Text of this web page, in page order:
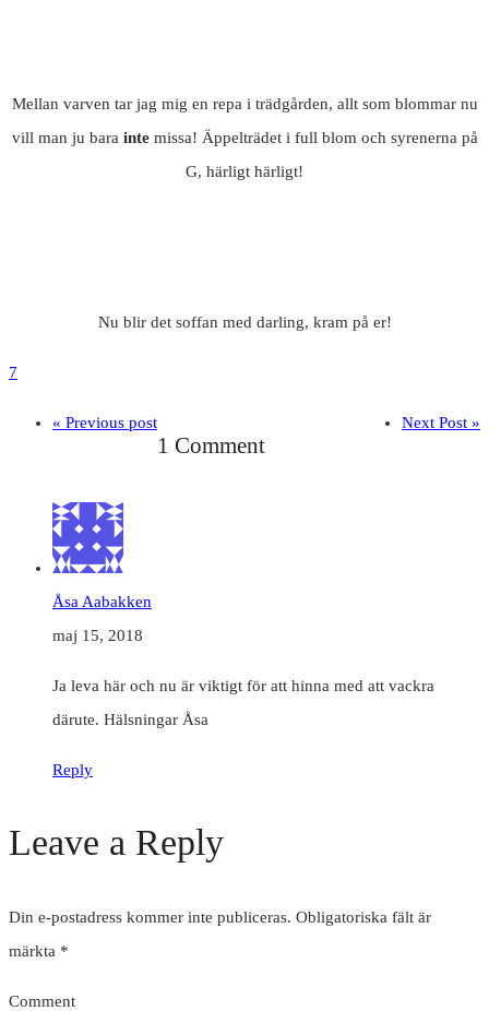
Mellan varven tar jag mig en repa i trädgården, allt som blommar nu
vill man ju bara inte missa! Äppelträdet i full blom och syrenerna på
G, härligt härligt!
Nu blir det soffan med darling, kram på er!
7
« Previous post Next Post »
1 Comment
Åsa Aabakken
maj 15, 2018
Ja leva här och nu är viktigt för att hinna med att vackra
därute. Hälsningar Åsa
Reply
Leave a Reply
Din e-postadress kommer inte publiceras. Obligatoriska fält är
märkta *
Comment